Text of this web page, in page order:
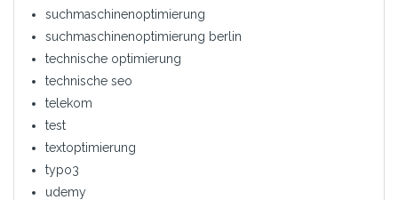
suchmaschinenoptimierung
suchmaschinenoptimierung berlin
technische optimierung
technische seo
telekom
test
textoptimierung
typo3
udemy